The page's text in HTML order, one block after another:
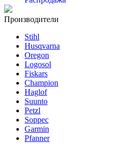
Производители
Stihl
Husqvarna
Oregon
Logosol
Fiskars
Champion
Haglof
Suunto
Petzl
Soppec
Garmin
Pfanner